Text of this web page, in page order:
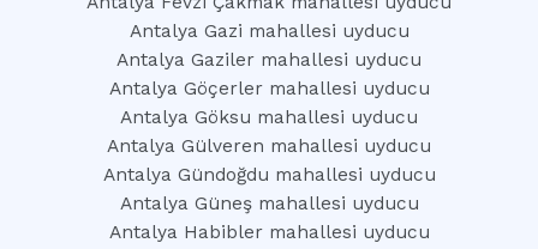
Antalya Gazi mahallesi uyducu
Antalya Gaziler mahallesi uyducu
Antalya Göçerler mahallesi uyducu
Antalya Göksu mahallesi uyducu
Antalya Gülveren mahallesi uyducu
Antalya Gündoğdu mahallesi uyducu
Antalya Güneş mahallesi uyducu
Antalya Habibler mahallesi uyducu